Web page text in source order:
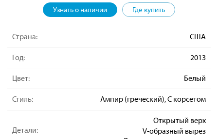
Узнать о наличии Где купить
Страна: США
Год: 2013
Цвет: Белый
Стиль: Ампир (греческий), С корсетом
Детали:
Открытый верх
V-образный вырез